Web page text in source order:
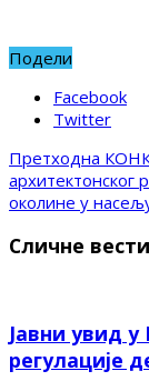
Подели
Facebook
Twitter
Претходна
околине у
Сличне вести
Јавни увид
регулације